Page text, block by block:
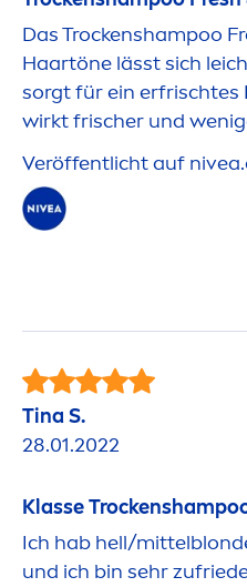
Das Trockenshampoo
Haartöne lässt sich
sorgt für ein erfrischtes
wirkt frischer und
Veröffentlicht auf nivea
Tina S.
28.01.2022
Klasse Trock
Ich hab hell/
und ich bin sehr